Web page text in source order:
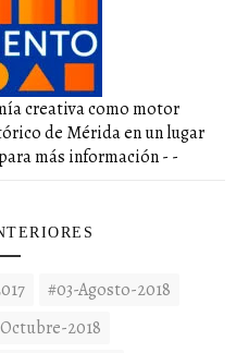
creativa como motor
de Mérida en un lugar
más información - -
#03-Agosto-2018
2018